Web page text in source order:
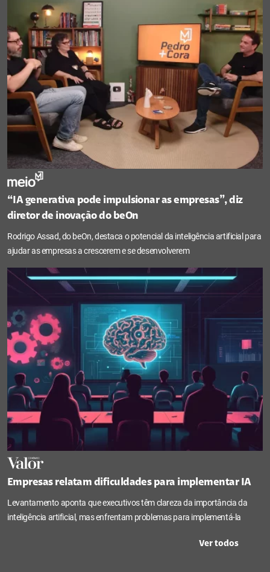
“IA generativa pode impulsionar as empresas”, diz
diretor de inovação do beOn
Rodrigo Assad, do beOn, destaca o potencial da inteligência artificial para
ajudar as empresas a crescerem e se desenvolverem
Empresas relatam dificuldades para implementar IA
Levantamento aponta que executivos têm clareza da importância da
inteligência artificial, mas enfrentam problemas para implementá-la
Ver todos